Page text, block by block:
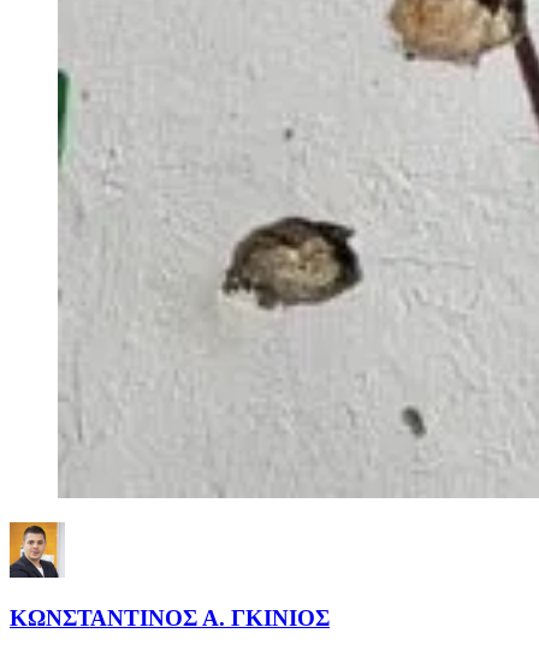
ΚΩΝΣΤΑΝΤΙΝΟΣ Α. ΓΚΙΝΙΟΣ